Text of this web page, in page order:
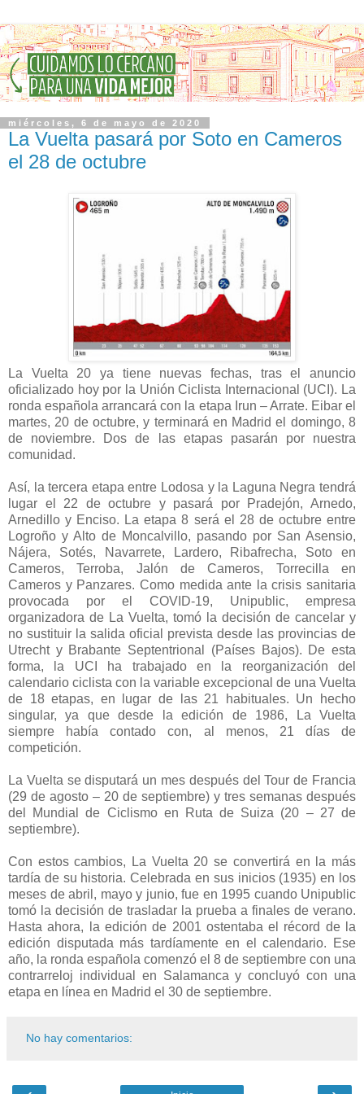
miércoles, 6 de mayo de 2020
La Vuelta pasará por Soto en Cameros
el 28 de octubre
La Vuelta 20 ya tiene nuevas fechas, tras el anuncio
oficializado hoy por la Unión Ciclista Internacional (UCI). La
ronda española arrancará con la etapa Irun – Arrate. Eibar el
martes, 20 de octubre, y terminará en Madrid el domingo, 8
de noviembre. Dos de las etapas pasarán por nuestra
comunidad.
Así, la tercera etapa entre Lodosa y la Laguna Negra tendrá
lugar el 22 de octubre y pasará por Pradejón, Arnedo,
Arnedillo y Enciso. La etapa 8 será el 28 de octubre entre
Logroño y Alto de Moncalvillo, pasando por San Asensio,
Nájera, Sotés, Navarrete, Lardero, Ribafrecha, Soto en
Cameros, Terroba, Jalón de Cameros, Torrecilla en
Cameros y Panzares. Como medida ante la crisis sanitaria
provocada por el COVID-19, Unipublic, empresa
organizadora de La Vuelta, tomó la decisión de cancelar y
no sustituir la salida oficial prevista desde las provincias de
Utrecht y Brabante Septentrional (Países Bajos). De esta
forma, la UCI ha trabajado en la reorganización del
calendario ciclista con la variable excepcional de una Vuelta
de 18 etapas, en lugar de las 21 habituales. Un hecho
singular, ya que desde la edición de 1986, La Vuelta
siempre había contado con, al menos, 21 días de
competición.
La Vuelta se disputará un mes después del Tour de Francia
(29 de agosto – 20 de septiembre) y tres semanas después
del Mundial de Ciclismo en Ruta de Suiza (20 – 27 de
septiembre).
Con estos cambios, La Vuelta 20 se convertirá en la más
tardía de su historia. Celebrada en sus inicios (1935) en los
meses de abril, mayo y junio, fue en 1995 cuando Unipublic
tomó la decisión de trasladar la prueba a finales de verano.
Hasta ahora, la edición de 2001 ostentaba el récord de la
edición disputada más tardíamente en el calendario. Ese
año, la ronda española comenzó el 8 de septiembre con una
contrarreloj individual en Salamanca y concluyó con una
etapa en línea en Madrid el 30 de septiembre.
No hay comentarios: